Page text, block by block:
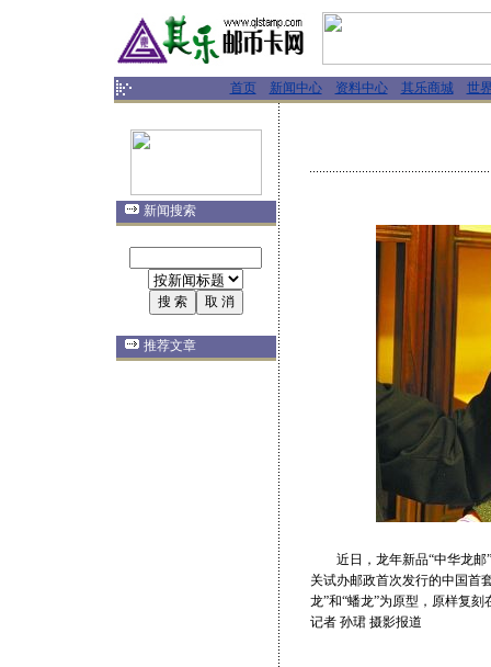
首页 新闻中心 资料中心 其乐商城 世
新闻搜索
推荐文章
近日，龙年新品“中华龙邮”
关试办邮政首次发行的中国首
龙”和“蟠龙”为原型，原样复
记者 孙珺 摄影报道